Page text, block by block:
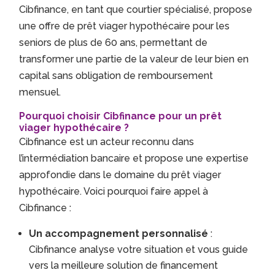
Cibfinance, en tant que courtier spécialisé, propose
une offre de prêt viager hypothécaire pour les
seniors de plus de 60 ans, permettant de
transformer une partie de la valeur de leur bien en
capital sans obligation de remboursement
mensuel.
Pourquoi choisir Cibfinance pour un prêt
viager hypothécaire ?
Cibfinance est un acteur reconnu dans
l’intermédiation bancaire et propose une expertise
approfondie dans le domaine du prêt viager
hypothécaire. Voici pourquoi faire appel à
Cibfinance :
Un accompagnement personnalisé :
Cibfinance analyse votre situation et vous guide
vers la meilleure solution de financement